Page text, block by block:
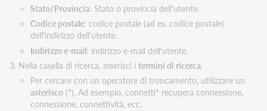
Stato/Provincia: Stato o provincia dell'utente.
Codice postale: codice postale (ad es. codice postale)
dell'indirizzo dell'utente.
Indirizzo e-mail: indirizzo e-mail dell'utente.
Nella casella di ricerca, inserisci i termini di ricerca.
Per cercare con un operatore di troncamento, utilizzare un
asterisco(*). Ad esempio, connetti* recupera connessione,
connessione, connettività, ecc.